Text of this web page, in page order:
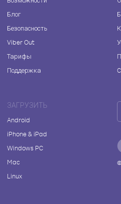
Блог
Безопасность
Viber Out
Тарифы
Поддержка
ЗАГРУЗИТЬ
Android
iPhone & iPad
Windows PC
Mac
Linux
©